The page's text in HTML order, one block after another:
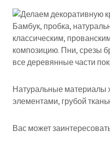
Бамбук, пробка,
классическим,
композицию. Пни, срезы
все деревянные части
Натуральные материалы
элементами, грубой
Вас может